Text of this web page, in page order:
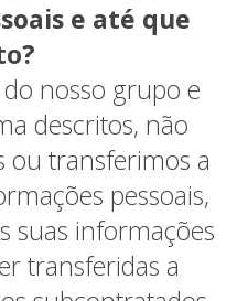
e até que
nosso grupo e
descritos, não
ou transferimos a
pessoais,
suas informações
transferidas a